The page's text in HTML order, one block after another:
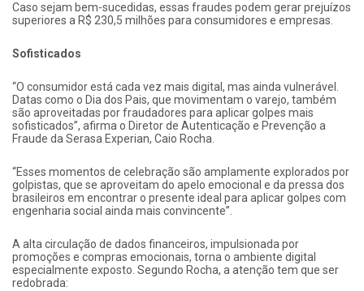
Caso sejam bem-sucedidas, essas fraudes podem gerar prejuízos
superiores a R$ 230,5 milhões para consumidores e empresas.
Sofisticados
“O consumidor está cada vez mais digital, mas ainda vulnerável.
Datas como o Dia dos Pais, que movimentam o varejo, também
são aproveitadas por fraudadores para aplicar golpes mais
sofisticados”, afirma o Diretor de Autenticação e Prevenção a
Fraude da Serasa Experian, Caio Rocha.
“Esses momentos de celebração são amplamente explorados por
golpistas, que se aproveitam do apelo emocional e da pressa dos
brasileiros em encontrar o presente ideal para aplicar golpes com
engenharia social ainda mais convincente”.
A alta circulação de dados financeiros, impulsionada por
promoções e compras emocionais, torna o ambiente digital
especialmente exposto. Segundo Rocha, a atenção tem que ser
redobrada: